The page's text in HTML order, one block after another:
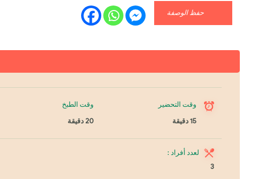
حفظ الوصفة
وقت التحضير
15 دقيقة
وقت الطبخ
20 دقيقة
لعدد أفراد :
3